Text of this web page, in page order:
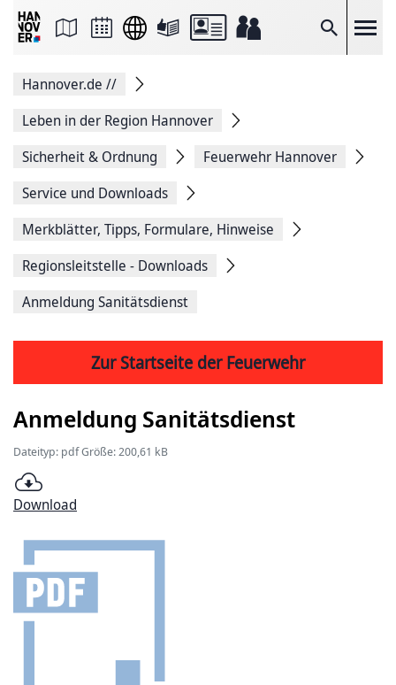
Suche
Seite
Facebook
teilen
Seitenlink
Seite
Hannover.de //
Leben in der Region Hannover
Sicherheit & Ordnung
Feuerwehr Hannover
Service und Downloads
Merkblätter, Tipps, Formulare, Hinweise
Regionsleitstelle - Downloads
Anmeldung Sanitätsdienst
Zur Startseite der Feuerwehr
Anmeldung Sanitätsdienst
Dateityp: pdf Größe: 200,61 kB
Download